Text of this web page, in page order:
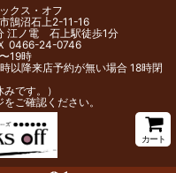
クス・オフ
鵠沼石上2-11-16
江ノ電 石上駅徒歩1分
0466-24-0746
19時
以降来店予約が無い場合 18時閉
です。）
ご確認ください。
カート